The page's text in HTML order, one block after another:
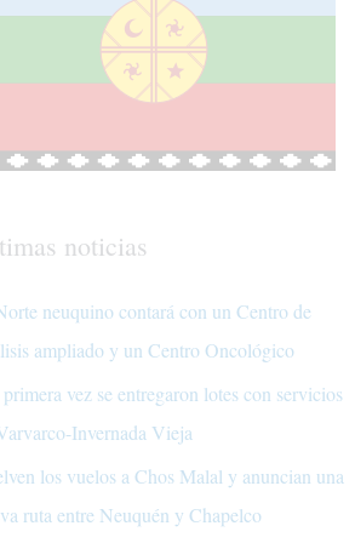
noticias
neuquino contará con un Centro de
ampliado y un Centro Oncológico
vez se entregaron lotes con servicios
Invernada Vieja
los vuelos a Chos Malal y anuncian una
ruta entre Neuquén y Chapelco